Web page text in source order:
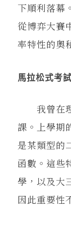
下順利落幕
從博弈大賽
率特性的奧
馬拉松式考
我曾在理
課。上學期
是某類型的
函數。這些
學，以及大
因此重要性